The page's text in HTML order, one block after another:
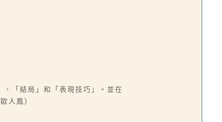
「結局」和「表現技巧」。並在
人鳳）